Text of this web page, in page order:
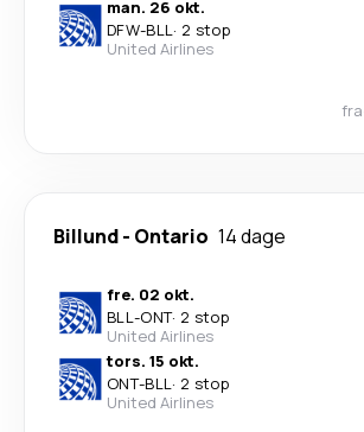
man. 26 okt.
DFW-BLL· 2 stop
United Airlines
fra
Billund- Ontario 14 dage
fre. 02 okt.
BLL-ONT· 2 stop
United Airlines
tors. 15 okt.
ONT-BLL· 2 stop
United Airlines